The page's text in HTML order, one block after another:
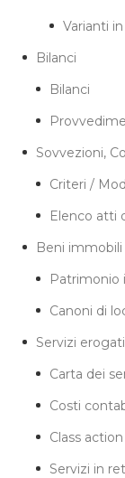
Varianti
Bilanci
Bilanci
Sovvezioni,
Criteri /
Elenco atti
Beni
Patrimonio
Canoni di
Servizi erogati
Carta dei
Costi
Class action
Servizi in